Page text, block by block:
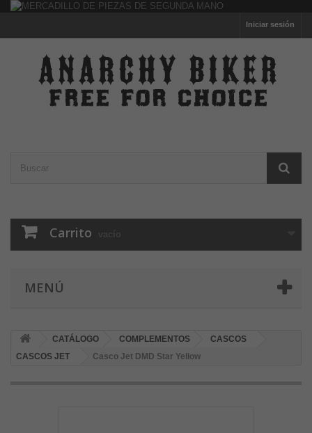
Iniciar sesión
Carrito vacío
MENÚ
CATÁLOGO COMPLEMENTOS
CASCOS
CASCOS JET
Casco Jet DMD Star Yellow